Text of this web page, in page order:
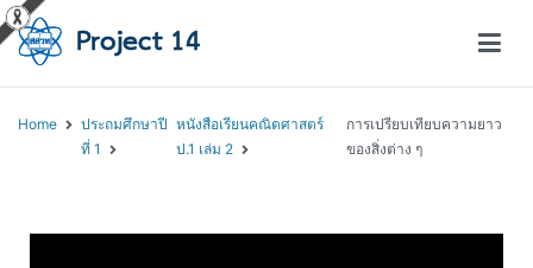
Home
ประถมศึกษาปี
ที่ 1
หนังสือเรียนคณิตศาสตร์
ป.1 เล่ม 2
การเปรียบเทียบความยาว
ของสิ่งต่าง ๆ